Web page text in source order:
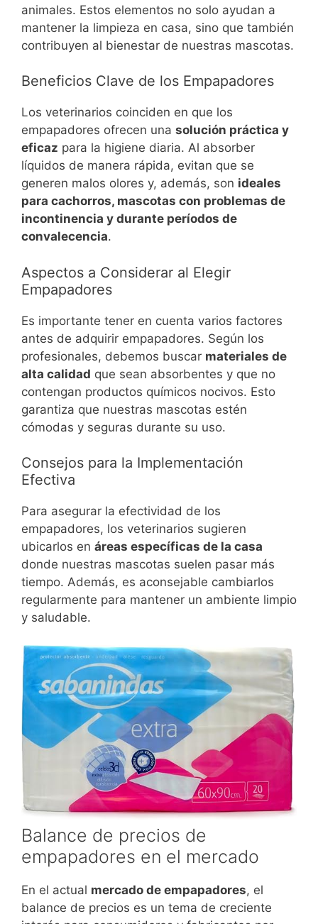
animales. Estos elementos no solo ayudan a
mantener la limpieza en casa, sino que también
contribuyen al bienestar de nuestras mascotas.
Beneficios Clave de los Empapadores
Los veterinarios coinciden en que los
empapadores ofrecen una solución práctica y
eficaz para la higiene diaria. Al absorber
líquidos de manera rápida, evitan que se
generen malos olores y, además, son ideales
para cachorros, mascotas con problemas de
incontinencia y durante períodos de
convalecencia.
Aspectos a Considerar al Elegir
Empapadores
Es importante tener en cuenta varios factores
antes de adquirir empapadores. Según los
profesionales, debemos buscar materiales de
alta calidad que sean absorbentes y que no
contengan productos químicos nocivos. Esto
garantiza que nuestras mascotas estén
cómodas y seguras durante su uso.
Consejos para la Implementación
Efectiva
Para asegurar la efectividad de los
empapadores, los veterinarios sugieren
ubicarlos en áreas específicas de la casa
donde nuestras mascotas suelen pasar más
tiempo. Además, es aconsejable cambiarlos
regularmente para mantener un ambiente limpio
y saludable.
Balance de precios de
empapadores en el mercado
En el actual mercado de empapadores, el
balance de precios es un tema de creciente